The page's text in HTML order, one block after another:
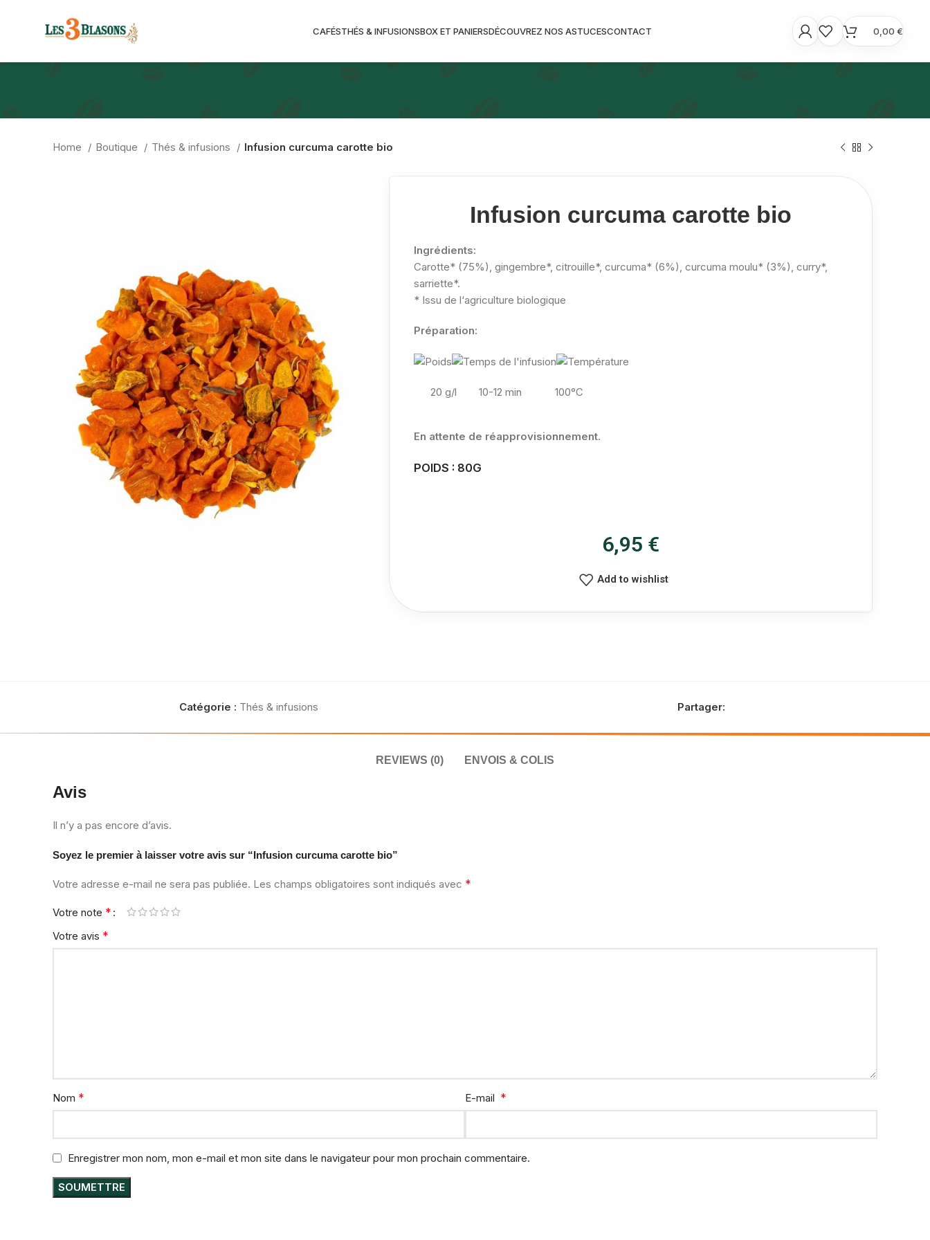
CAFÉSTHÉS & INFUSIONSBOX ET PANIERSDÉCOUVREZ NOS ASTUCESCONTACT 0,00€
Home Boutique Thés & infusions Infusion curcuma carotte bio
Infusion curcuma carotte bio
Ingrédients:
Carotte* (75%), gingembre*, citrouille*, curcuma* (6%), curcuma moulu* (3%), curry*,
sarriette*.
* Issu de l‘agriculture biologique
Préparation:
20 g/l 10-12 min 100°C
En attente de réapprovisionnement.
POIDS : 80G
6,95 €
Add to wishlist
Catégorie : Thés & infusions Partager:
REVIEWS (0) ENVOIS & COLIS
Avis
Il n’y a pas encore d’avis.
Soyez le premier à laisser votre avis sur “Infusion curcuma carotte bio”
Votre adresse e-mail ne sera pas publiée. Les champs obligatoires sont indiqués avec *
Votre note *
Votre avis *
Nom * E-mail *
Enregistrer mon nom, mon e-mail et mon site dans le navigateur pour mon prochain commentaire.